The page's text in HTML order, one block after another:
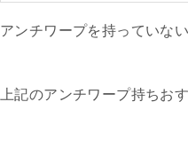
アンチワープを持っていな
上記のアンチワープ持ちお